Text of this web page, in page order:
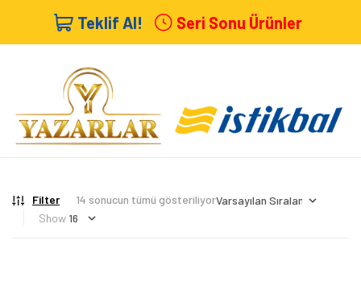
Teklif Al! Seri Sonu Ürünler
Filter
14 sonucun tümü gösteriliyor
Show